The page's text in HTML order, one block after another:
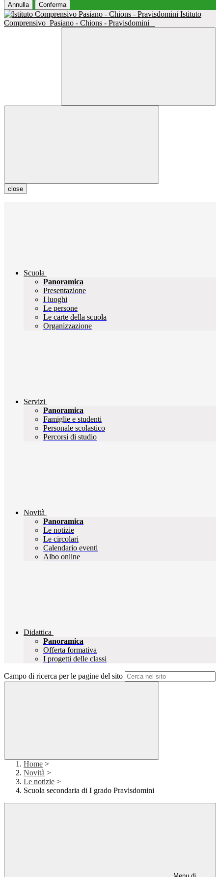
Annulla Conferma
Istituto
Comprensivo Pasiano - Chions - Pravisdomini
close
Scuola
Panoramica
Presentazione
I luoghi
Le persone
Le carte della scuola
Organizzazione
Servizi
Panoramica
Famiglie e studenti
Personale scolastico
Percorsi di studio
Novità
Panoramica
Le notizie
Le circolari
Calendario eventi
Albo online
Didattica
Panoramica
Offerta formativa
I progetti delle classi
Campo di ricerca per le pagine del sito
Home >
Novità >
Le notizie >
Scuola secondaria di I grado Pravisdomini